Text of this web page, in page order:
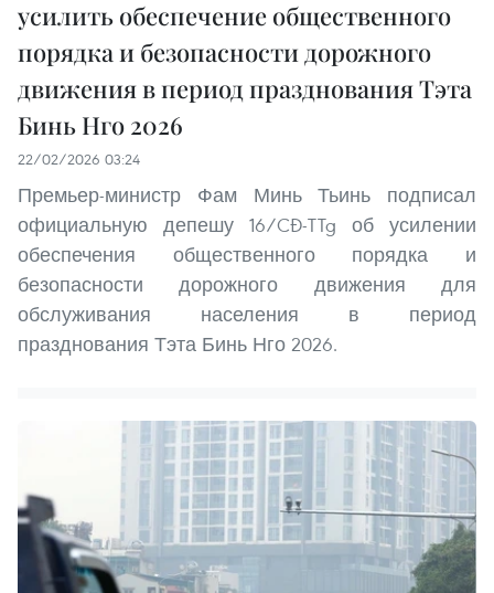
усилить обеспечение общественного
порядка и безопасности дорожного
движения в период празднования Тэта
Бинь Нго 2026
22/02/2026 03:24
Премьер-министр Фам Минь Тьинь подписал
официальную депешу 16/CĐ-TTg об усилении
обеспечения общественного порядка и
безопасности дорожного движения для
обслуживания населения в период
празднования Тэта Бинь Нго 2026.